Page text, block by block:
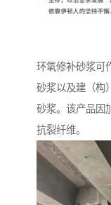
环氧修补砂浆可
砂浆以及建（构
砂浆。该产品因
抗裂纤维。